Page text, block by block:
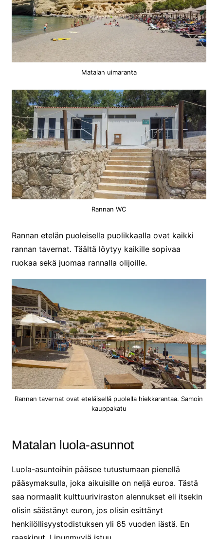
Matalan uimaranta
Rannan WC
Rannan etelän puoleisella puolikkaalla ovat kaikki
rannan tavernat. Täältä löytyy kaikille sopivaa
ruokaa sekä juomaa rannalla olijoille.
Rannan tavernat ovat eteläisellä puolella hiekkarantaa. Samoin
kauppakatu
Matalan luola-asunnot
Luola-asuntoihin pääsee tutustumaan pienellä
pääsymaksulla, joka aikuisille on neljä euroa. Tästä
saa normaalit kulttuuriviraston alennukset eli itsekin
olisin säästänyt euron, jos olisin esittänyt
henkilöllisyystodistuksen yli 65 vuoden iästä. En